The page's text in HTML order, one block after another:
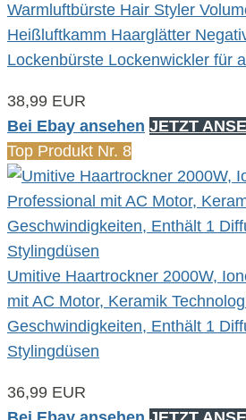
Warmluftbürste Hair Styler
Heißluftkamm Haarglätter
Lockenbürste Lockenwickler für
38,99 EUR
Bei Ebay ansehen JETZT
Top Produkt Nr. 8
Umitive Haartrockner 2000W,
mit AC Motor, Keramik
Geschwindigkeiten, Enthält 1
Stylingdüsen
36,99 EUR